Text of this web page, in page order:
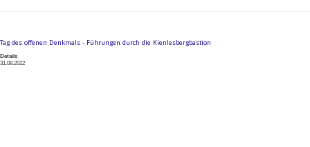
Tag des offenen Denkmals - Führungen durch die Kienlesbergbastion
Details
31.08.2022